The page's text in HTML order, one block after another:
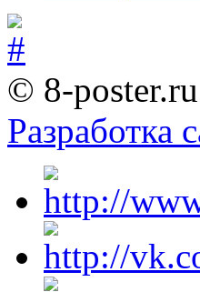
© 8-poster.ru
Разработка